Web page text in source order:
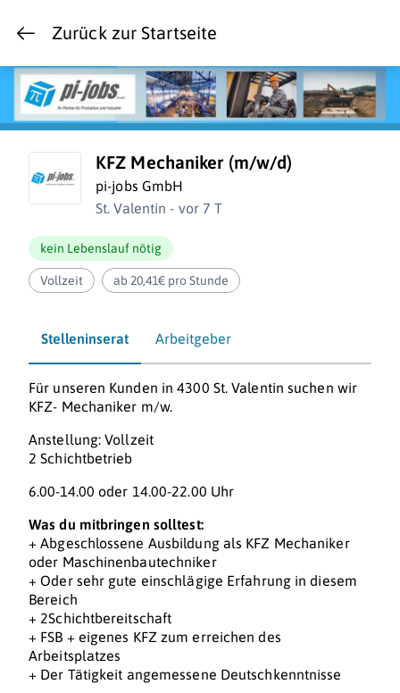
Zurück zur Startseite
KFZ Mechaniker (m/w/d)
pi-jobs GmbH
St. Valentin - vor 7 T
kein Lebenslauf nötig
Vollzeit ab 20,41€ pro Stunde
Stelleninserat Arbeitgeber
Für unseren Kunden in 4300 St. Valentin suchen wir
KFZ- Mechaniker m/w.
Anstellung: Vollzeit
2 Schichtbetrieb
6.00-14.00 oder 14.00-22.00 Uhr
Was du mitbringen solltest:
+ Abgeschlossene Ausbildung als KFZ Mechaniker
oder Maschinenbautechniker
+ Oder sehr gute einschlägige Erfahrung in diesem
Bereich
+ 2Schichtbereitschaft
+ FSB + eigenes KFZ zum erreichen des
Arbeitsplatzes
+ Der Tätigkeit angemessene Deutschkenntnisse